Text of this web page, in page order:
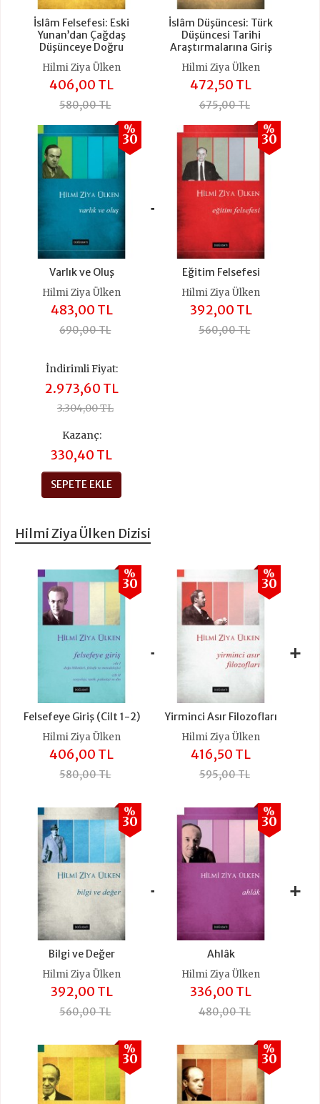
İslâm Felsefesi: Eski
Yunan’dan Çağdaş
Düşünceye Doğru
Hilmi Ziya Ülken
406,00 TL
580,00 TL
İslâm Düşüncesi: Türk
Düşüncesi Tarihi
Araştırmalarına Giriş
Hilmi Ziya Ülken
472,50 TL
675,00 TL
Varlık ve Oluş
%
30
Hilmi Ziya Ülken
483,00 TL
690,00 TL
+
Eğitim Felsefesi
%
30
Hilmi Ziya Ülken
392,00 TL
560,00 TL
İndirimli Fiyat:
2.973,60 TL
3.304,00 TL
Kazanç:
330,40 TL
SEPETE EKLE
Hilmi Ziya Ülken Dizisi
Felsefeye Giriş (Cilt 1-2)
%
30
Hilmi Ziya Ülken
406,00 TL
580,00 TL
+
Yirminci Asır Filozofları
%
30
Hilmi Ziya Ülken
416,50 TL
595,00 TL
+
Bilgi ve Değer
%
30
Hilmi Ziya Ülken
392,00 TL
560,00 TL
+
Ahlâk
%
30
Hilmi Ziya Ülken
336,00 TL
480,00 TL
+
%
30
%
30